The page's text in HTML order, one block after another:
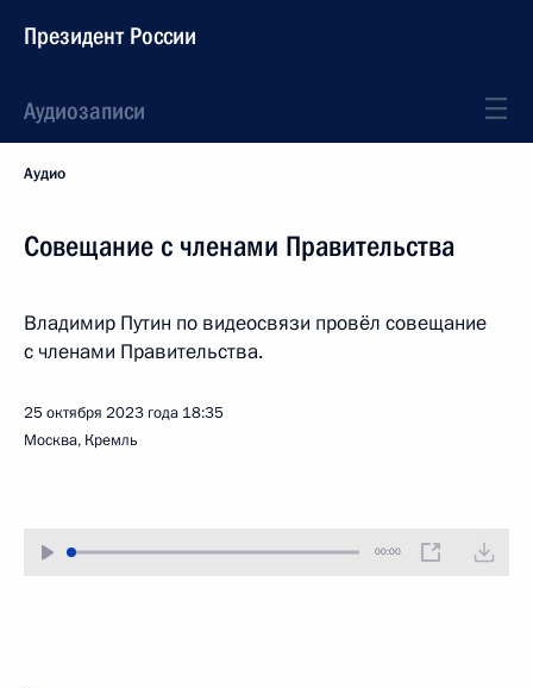
Президент России
Аудиозаписи
Аудио
Совещание с членами Правительства
Владимир Путин по видеосвязи провёл совещание
с членами Правительства.
25 октября 2023 года 18:35
Москва, Кремль
00:00